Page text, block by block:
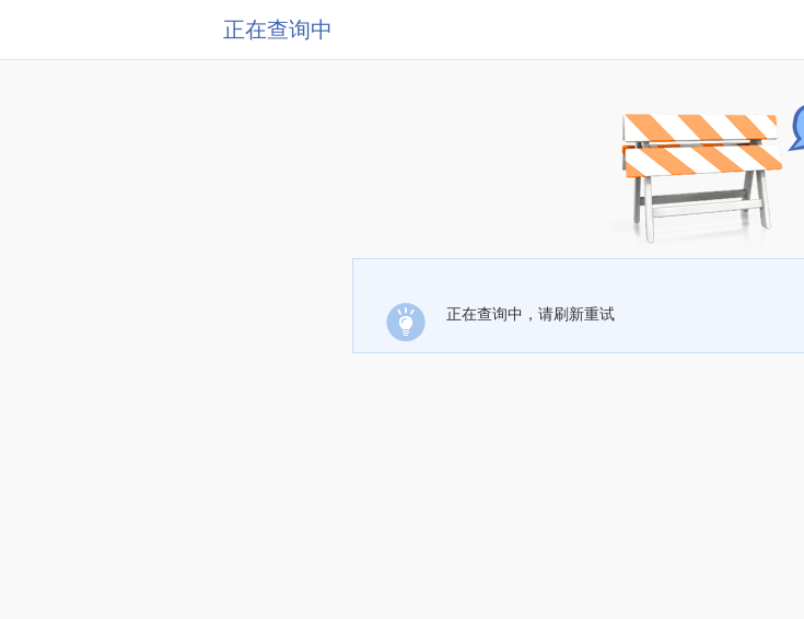
正在查询中
正在查询中，请刷新重试